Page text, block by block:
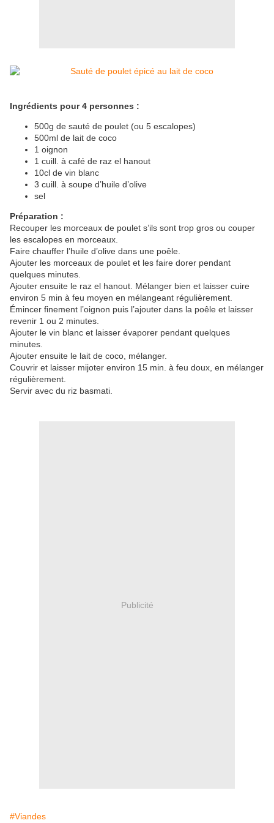
Ingrédients pour 4 personnes :
500g de sauté de poulet (ou 5 escalopes)
500ml de lait de coco
1 oignon
1 cuill. à café de raz el hanout
10cl de vin blanc
3 cuill. à soupe d’huile d’olive
sel
Préparation :
Recouper les morceaux de poulet s’ils sont trop gros ou couper
les escalopes en morceaux.
Faire chauffer l’huile d’olive dans une poêle.
Ajouter les morceaux de poulet et les faire dorer pendant
quelques minutes.
Ajouter ensuite le raz el hanout. Mélanger bien et laisser cuire
environ 5 min à feu moyen en mélangeant régulièrement.
Émincer finement l’oignon puis l’ajouter dans la poêle et laisser
revenir 1 ou 2 minutes.
Ajouter le vin blanc et laisser évaporer pendant quelques
minutes.
Ajouter ensuite le lait de coco, mélanger.
Couvrir et laisser mijoter environ 15 min. à feu doux, en mélanger
régulièrement.
Servir avec du riz basmati.
Publicité
#Viandes